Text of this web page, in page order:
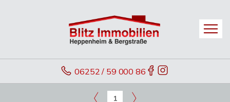
06252 / 59 000 86
1